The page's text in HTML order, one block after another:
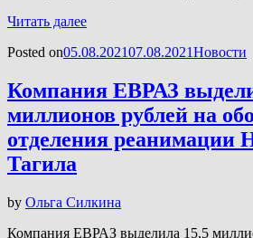
Читать далее
Posted on05.08.202107.08.2021Новости
Компания ЕВРАЗ
миллионов рублей на
отделения реанимации
Тагила
by Ольга Силкина
Компания ЕВРАЗ выделила 15,5